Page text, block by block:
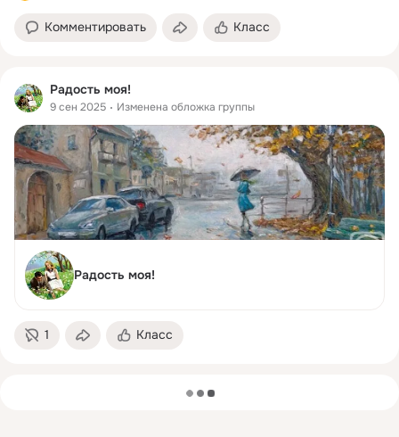
Комментировать Класс
Радость моя!
9 сен 2025 Изменена обложка группы
Радость моя!
1 Класс